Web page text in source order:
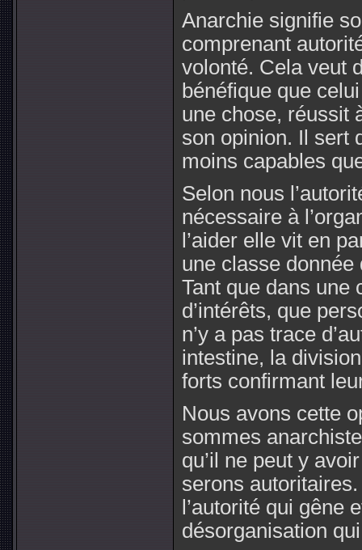
Anarchie signifie
comprenant
volonté. Cela veut
bénéfique que
une chose, réussit
son opinion. Il sert
moins capables
Selon nous
nécessaire à
l’aider elle vit en
une classe
Tant que dans une
d’intérêts, que
n’y a pas trace
intestine, la
forts confirmant
Nous avons cette
sommes
qu’il ne peut y
serons
l’autorité qui gêne
désorganisation